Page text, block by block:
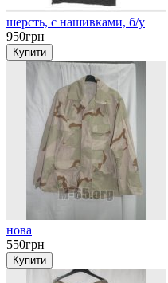
шерсть, с нашивками, б/у
950грн
нова
550грн